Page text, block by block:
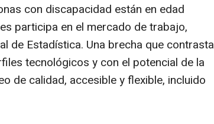
con discapacidad están en edad
participa en el mercado de trabajo,
de Estadística. Una brecha que contrasta
tecnológicos y con el potencial de la
de calidad, accesible y flexible, incluido